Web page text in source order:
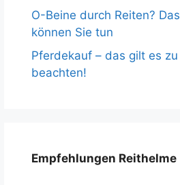
O-Beine durch Reiten? Das
können Sie tun
Pferdekauf – das gilt es zu
beachten!
Empfehlungen Reithelme